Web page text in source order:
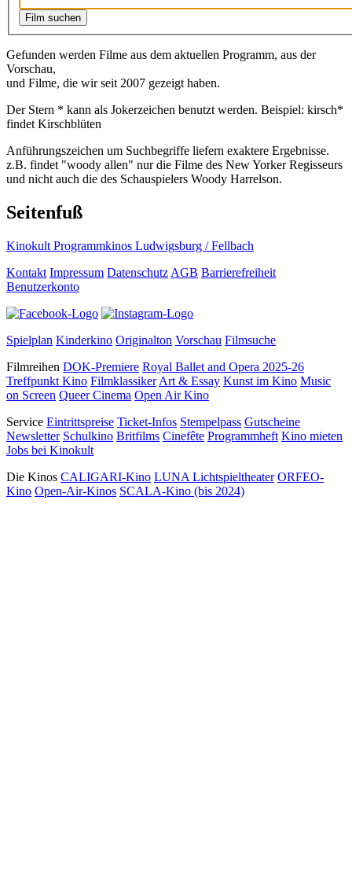
Gefunden werden Filme aus dem aktuellen Programm, aus der
Vorschau,
und Filme, die wir seit 2007 gezeigt haben.
Der Stern * kann als Jokerzeichen benutzt werden. Beispiel: kirsch*
findet Kirschblüten
Anführungszeichen um Suchbegriffe liefern exaktere Ergebnisse.
z.B. findet "woody allen" nur die Filme des New Yorker Regisseurs
und nicht auch die des Schauspielers Woody Harrelson.
Seitenfuß
Kinokult Programmkinos Ludwigsburg / Fellbach
Kontakt Impressum Datenschutz AGB Barrierefreiheit
Benutzerkonto
Spielplan Kinderkino Originalton Vorschau Filmsuche
Filmreihen DOK-Premiere Royal Ballet and Opera 2025-26
Treffpunkt Kino Filmklassiker Art & Essay Kunst im Kino Music
on Screen Queer Cinema Open Air Kino
Service Eintrittspreise Ticket-Infos Stempelpass Gutscheine
Newsletter Schulkino Britfilms Cinefête Programmheft Kino mieten
Jobs bei Kinokult
Die Kinos CALIGARI-Kino LUNA Lichtspieltheater ORFEO-
Kino Open-Air-Kinos SCALA-Kino (bis 2024)